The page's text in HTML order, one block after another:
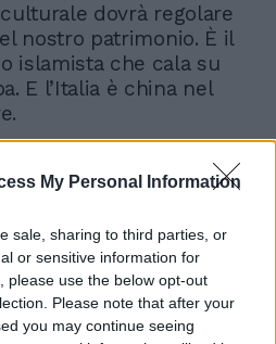
My Personal Information
sale, sharing to third parties, or
or sensitive information for
please use the below opt-out
Please note that after your
you may continue seeing
dovrà regolare
nostro patrimonio. È il
islamista che cala su
E l’Italia è china nel